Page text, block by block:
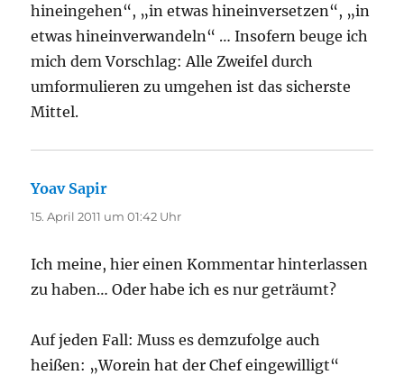
hineingehen“, „in etwas hineinversetzen“, „in
etwas hineinverwandeln“ … Insofern beuge ich
mich dem Vorschlag: Alle Zweifel durch
umformulieren zu umgehen ist das sicherste
Mittel.
Yoav Sapir
15. April 2011 um 01:42 Uhr
Ich meine, hier einen Kommentar hinterlassen
zu haben… Oder habe ich es nur geträumt?
Auf jeden Fall: Muss es demzufolge auch
heißen: „Worein hat der Chef eingewilligt“